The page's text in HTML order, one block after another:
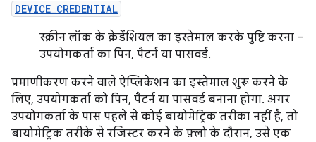
DEVICE_CREDENTIAL
स्क्रीन लॉक के क्रेडेंशियल का इस्तेमाल करके पुष्टि करना –
उपयोगकर्ता का पिन, पैटर्न या पासवर्ड.
प्रमाणीकरण करने वाले ऐप्लिकेशन का इस्तेमाल शुरू करने के
लिए, उपयोगकर्ता को पिन, पैटर्न या पासवर्ड बनाना होगा. अगर
उपयोगकर्ता के पास पहले से कोई बायोमेट्रिक तरीका नहीं है, तो
बायोमेट्रिक तरीके से रजिस्टर करने के फ़्लो के दौरान, उसे एक